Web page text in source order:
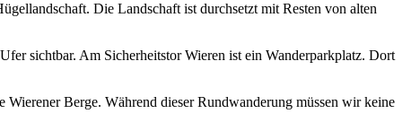
Die Landschaft ist durchsetzt mit Resten von alten
sichtbar. Am Sicherheitstor Wieren ist ein Wanderparkplatz. Dort
Berge. Während dieser Rundwanderung müssen wir keine